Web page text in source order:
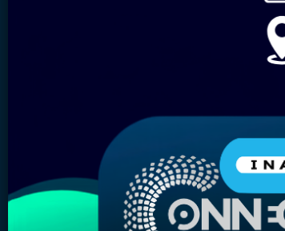
Nombre del Producto:
Marca: